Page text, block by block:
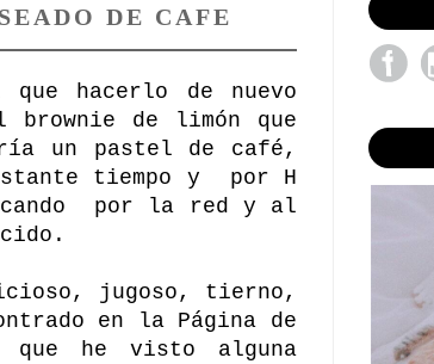
DE CAFE
hacerlo de nuevo
brownie de limón que
un pastel de café,
tiempo y por H
por la red y al
jugoso, tierno,
en la Página de
he visto alguna